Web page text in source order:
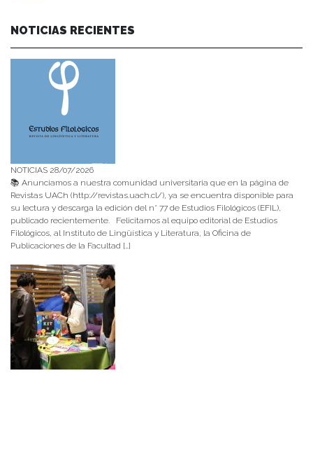
NOTICIAS RECIENTES
NOTICIAS 28/07/2026
📚 Anunciamos a nuestra comunidad universitaria que en la página de
Revistas UACh (http://revistas.uach.cl/), ya se encuentra disponible para
su lectura y descarga la edición del n° 77 de Estudios Filológicos (EFIL),
publicado recientemente. Felicitamos al equipo editorial de Estudios
Filológicos, al Instituto de Lingüística y Literatura, la Oficina de
Publicaciones de la Facultad […]